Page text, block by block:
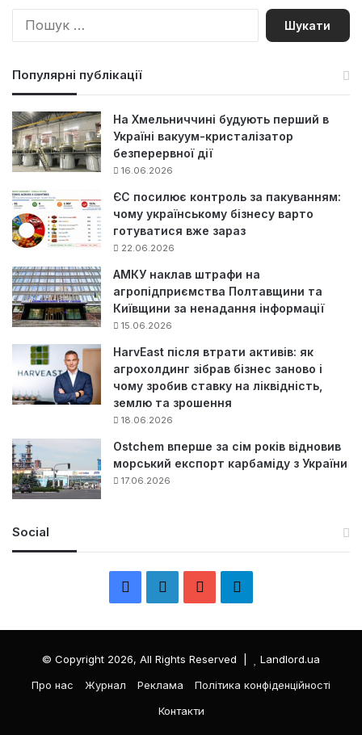
П
Популярні публікації
На Хмельниччині будують перший в
Україні вакуум-кристалізатор
безперервної дії
16.06.2026
ЄС посилює контроль за пакуванням:
чому українському бізнесу варто
готуватися вже зараз
22.06.2026
АМКУ наклав штрафи на
агропідприємства Полтавщини та
Київщини за ненадання інформації
15.06.2026
HarvEast після втрати активів: як
агрохолдинг зібрав бізнес заново і
чому зробив ставку на ліквідність,
землю та зрошення
18.06.2026
Ostchem вперше за сім років відновив
морський експорт карбаміду з України
17.06.2026
Social
e
k
e
T
л
е
© Copyright 2026, All Rights Reserved |
Landlord.ua
Про нас
Журнал Реклама
Політика конфіденційності
Контакти